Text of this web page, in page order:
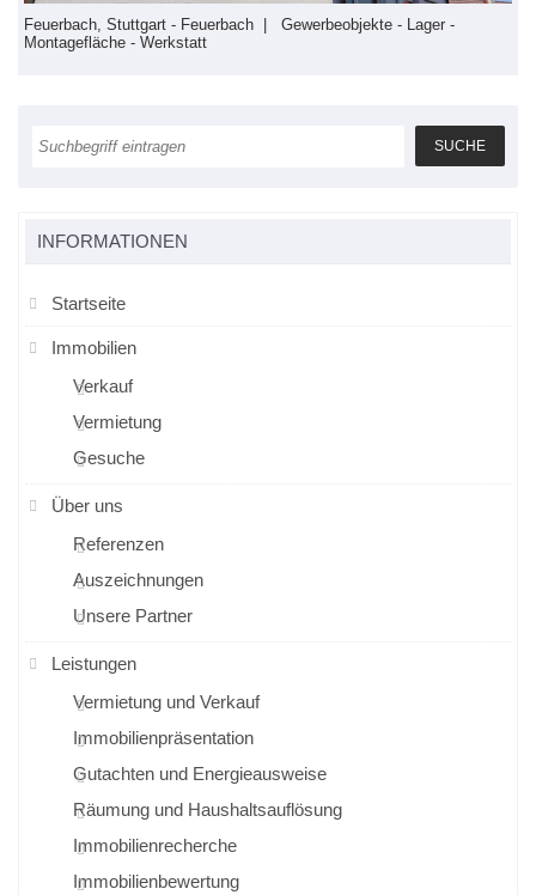
Stuttgart - Feuerbach | Gewerbeobjekte - Lager -
- Werkstatt
INFORMATIONEN
Startseite
Immobilien
Verkauf
Vermietung
Gesuche
Über uns
Referenzen
Auszeichnungen
Unsere Partner
Leistungen
Vermietung und Verkauf
Immobilienpräsentation
Gutachten und Energieausweise
Räumung und Haushaltsauflösung
Immobilienrecherche
Immobilienbewertung